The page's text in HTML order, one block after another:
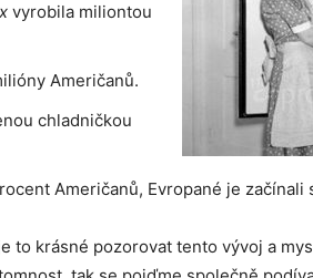
vyrobila miliontou
Američanů.
chladničkou
Američanů, Evropané je začínali
to krásné pozorovat tento vývoj a